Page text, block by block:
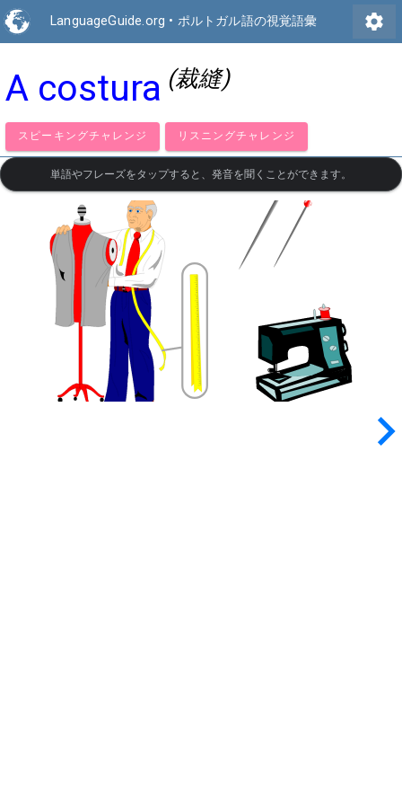
LanguageGuide.org • ポルトガル語の視覚語彙 settings
A costura (裁縫)
スピーキングチャレンジ リスニングチャレンジ
単語やフレーズをタップすると、発音を聞くことができます。